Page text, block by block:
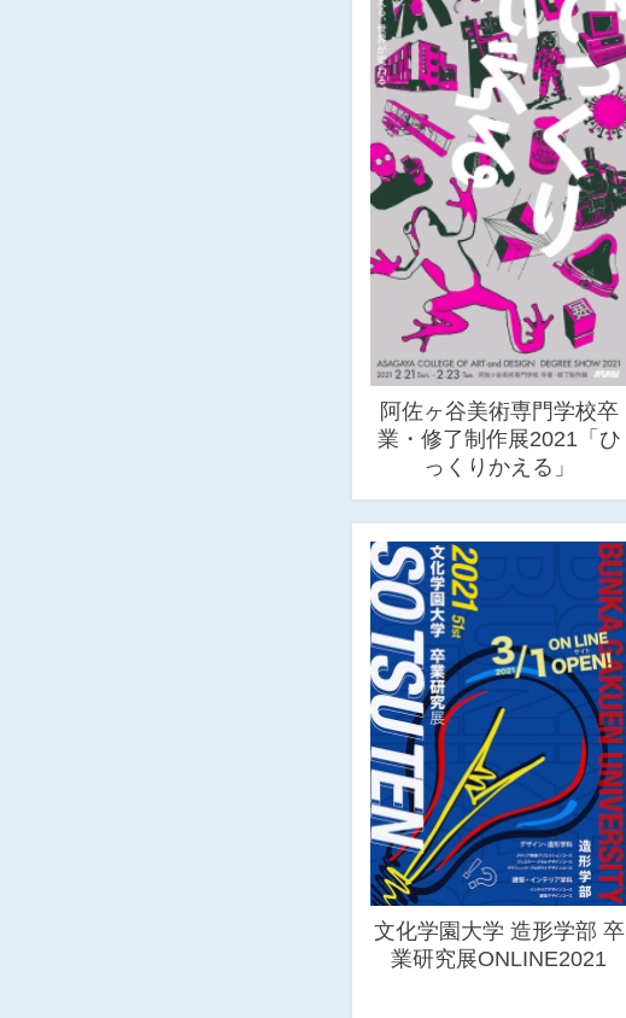
阿佐ヶ谷美術専門学校卒
業・修了制作展2021「ひ
っくりかえる」
文化学園大学 造形学部 卒
業研究展ONLINE2021